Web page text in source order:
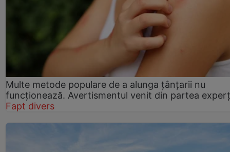
Multe metode populare de a alunga țânțarii nu
funcționează. Avertismentul venit din partea
Fapt divers